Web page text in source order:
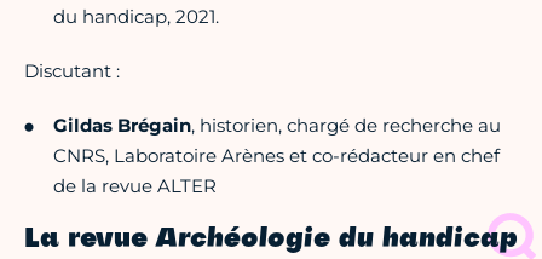
du handicap, 2021.
Discutant :
Gildas Brégain, historien, chargé de recherche au
CNRS, Laboratoire Arènes et co-rédacteur en chef
de la revue ALTER
La revueArchéologie du handicap